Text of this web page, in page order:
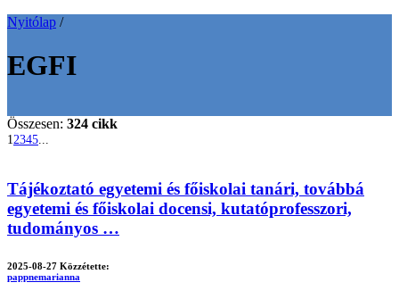
Nyitólap /
EGFI
Összesen: 324 cikk
12345
Tájékoztató egyetemi és főiskolai tanári, továbbá
egyetemi és főiskolai docensi, kutatóprofesszori,
tudományos …
2025-08-27 Közzétette:
pappnemarianna